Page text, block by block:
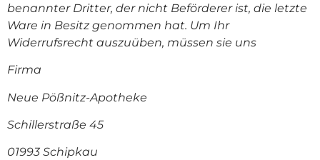
benannter Dritter, der nicht Beförderer ist, die letzte
Ware in Besitz genommen hat. Um Ihr
Widerrufsrecht auszuüben, müssen sie uns
Firma
Neue Pößnitz-Apotheke
Schillerstraße 45
01993 Schipkau